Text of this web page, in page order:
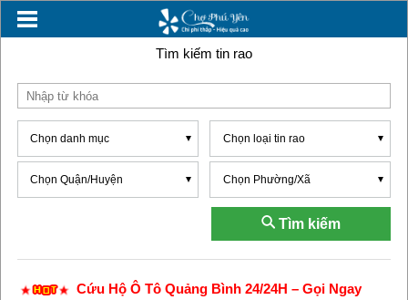
Tìm kiếm tin rao
Chọn danh mục Chọn loại tin rao
Chọn Quận/Huyện Chọn Phường/Xã
Tìm kiếm
Cứu Hộ Ô Tô Quảng Bình 24/24H – Gọi Ngay